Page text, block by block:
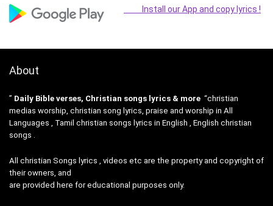
Install our App and copy lyrics !
About
” Daily Bible verses, Christian songs lyrics & more “christian
medias worship, christian song lyrics, praise and worship in All
Languages , Tamil christian songs lyrics in English , English christian
songs .
All christian Songs lyrics , videos etc are the property and copyright of
their owners, and
are provided here for educational purposes only.